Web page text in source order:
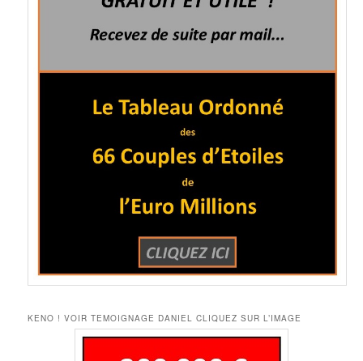
KENO ! VOIR TEMOIGNAGE DANIEL CLIQUEZ SUR L’IMAGE